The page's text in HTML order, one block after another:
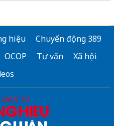
hiệu
Chuyển động 389
OCOP Tư vấn
Xã hội